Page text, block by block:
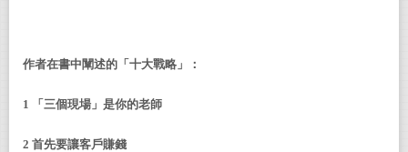
作者在書中闡述的「十大戰略」：
1 「三個現場」是你的老師
2 首先要讓客戶賺錢